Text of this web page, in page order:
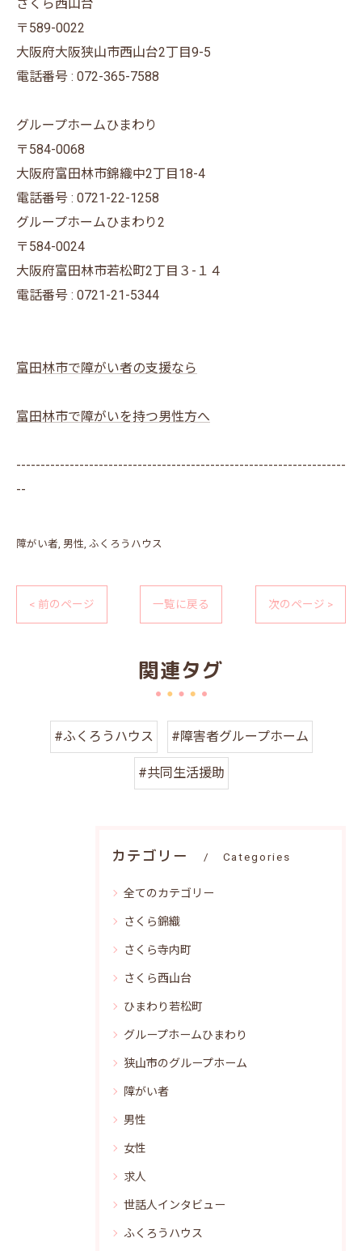
さくら西山台
〒589-0022
大阪府大阪狭山市西山台2丁目9-5
電話番号 : 072-365-7588
グループホームひまわり
〒584-0068
大阪府富田林市錦織中2丁目18-4
電話番号 : 0721-22-1258
グループホームひまわり2
〒584-0024
大阪府富田林市若松町2丁目３-１４
電話番号 : 0721-21-5344
富田林市で障がい者の支援なら
富田林市で障がいを持つ男性方へ
--------------------------------------------------------------------
--
障がい者 男性 ふくろうハウス
< 前のページ 一覧に戻る 次のページ >
関連タグ
#ふくろうハウス #障害者グループホーム
#共同生活援助
カテゴリー Categories
全てのカテゴリー
さくら錦織
さくら寺内町
さくら西山台
ひまわり若松町
グループホームひまわり
狭山市のグループホーム
障がい者
男性
女性
求人
世話人インタビュー
ふくろうハウス